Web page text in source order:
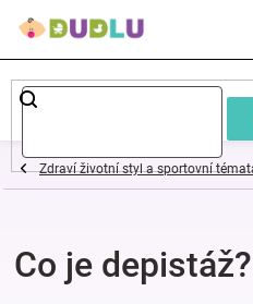
Dětské
a
oblečení
Zdraví životní styl a sportovní
Co je depistáž?